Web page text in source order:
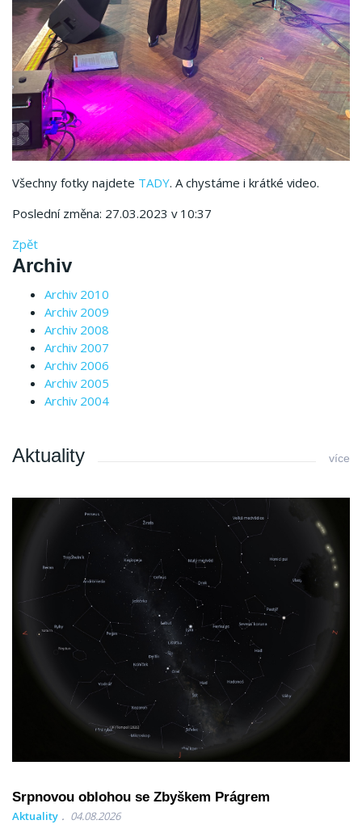
Všechny fotky najdete TADY. A chystáme i krátké video.
Poslední změna: 27.03.2023 v 10:37
Zpět
Archiv
Archiv 2010
Archiv 2009
Archiv 2008
Archiv 2007
Archiv 2006
Archiv 2005
Archiv 2004
Aktuality více
Srpnovou oblohou se Zbyškem Prágrem
Aktuality 04.08.2026